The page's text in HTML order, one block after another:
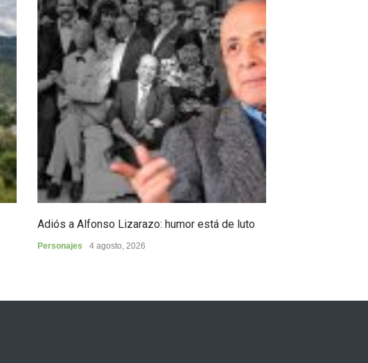
Adiós a Alfonso Lizarazo: humor está de luto
Personajes 4 agosto, 2026